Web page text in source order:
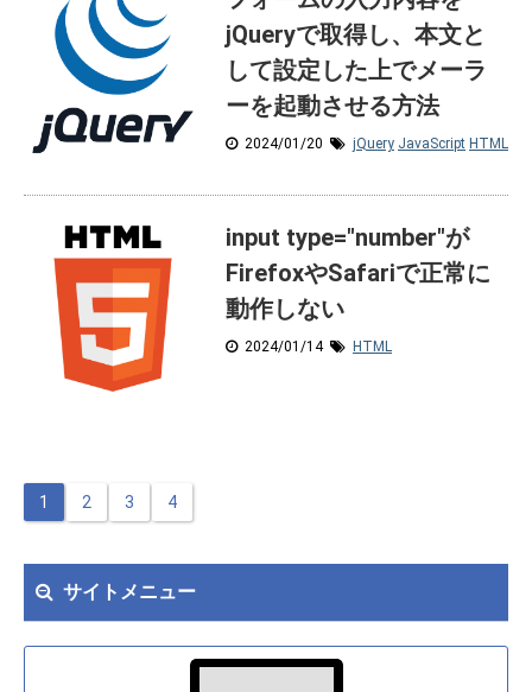
jQueryで取得し、本文と
して設定した上でメーラ
ーを起動させる方法
2024/01/20 jQuery JavaScript HTML
input type="number"が
FirefoxやSafariで正常に
動作しない
2024/01/14 HTML
1 2 3 4
サイトメニュー